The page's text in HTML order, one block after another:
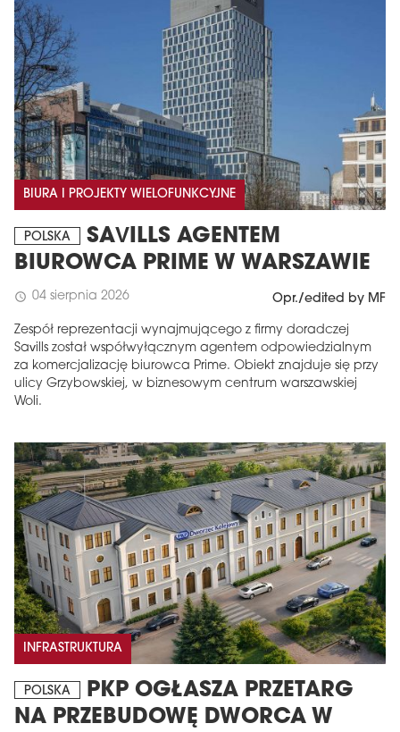
BIURA I PROJEKTY WIELOFUNKCYJNE
POLSKA
SAVILLS AGENTEM
BIUROWCA PRIME W WARSZAWIE
schedule 04 sierpnia 2026 Opr./edited by MF
Zespół reprezentacji wynajmującego z firmy doradczej
Savills został współwyłącznym agentem odpowiedzialnym
za komercjalizację biurowca Prime. Obiekt znajduje się przy
ulicy Grzybowskiej, w biznesowym centrum warszawskiej
Woli.
INFRASTRUKTURA
POLSKA
PKP OGŁASZA PRZETARG
NA PRZEBUDOWĘ DWORCA W